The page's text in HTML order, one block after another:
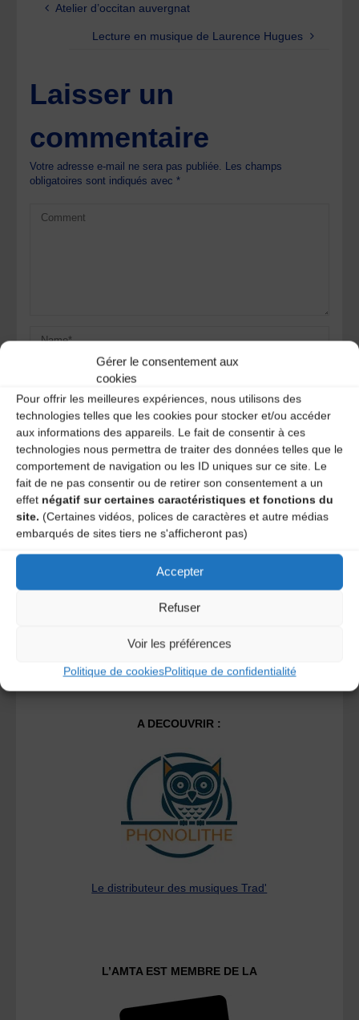
Gérer le consentement aux
cookies
Pour offrir les meilleures expériences, nous utilisons des
technologies telles que les cookies pour stocker et/ou accéder
aux informations des appareils. Le fait de consentir à ces
technologies nous permettra de traiter des données telles que le
comportement de navigation ou les ID uniques sur ce site. Le
fait de ne pas consentir ou de retirer son consentement a un
effet négatif sur certaines caractéristiques et fonctions du
site. (Certaines vidéos, polices de caractères et autre médias
embarqués de sites tiers ne s'afficheront pas)
Accepter
Refuser
Voir les préférences
Politique de cookiesPolitique de confidentialité
Atelier d’occitan auvergnat
Lecture en musique de Laurence Hugues
Laisser un
commentaire
Votre adresse e-mail ne sera pas publiée.
Les champs
obligatoires sont indiqués avec*
Save my name, email, and site URL in my browser for next
time I post a comment.
Ce site utilise Akismet pour réduire les indésirables.
savoir plus sur la façon dont les données de vos
commentaires sont traitées.
A DECOUVRIR :
Le distributeur des musiques Trad'
L’AMTA EST MEMBRE DE LA